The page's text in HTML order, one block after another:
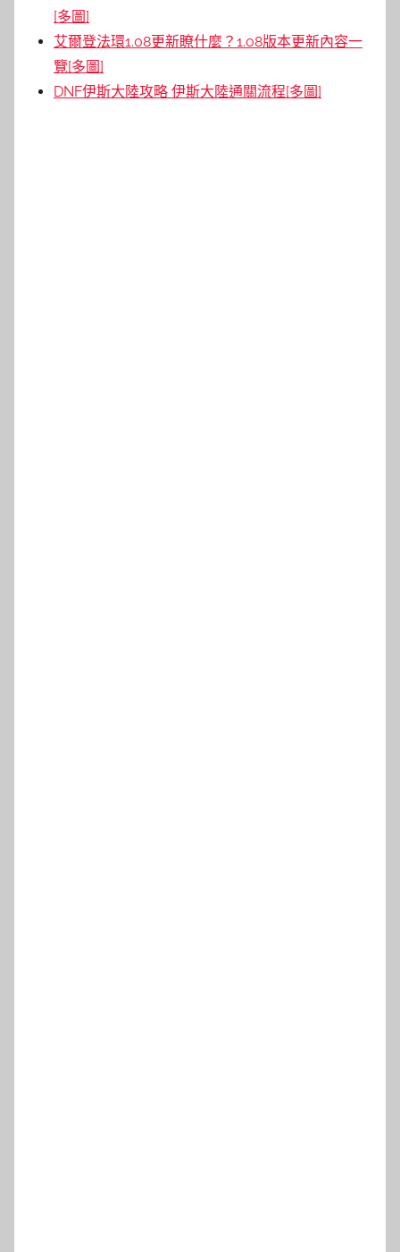
[多圖]
艾爾登法環1.08更新瞭什麼？1.08版本更新內容一
覽[多圖]
DNF伊斯大陸攻略 伊斯大陸通關流程[多圖]